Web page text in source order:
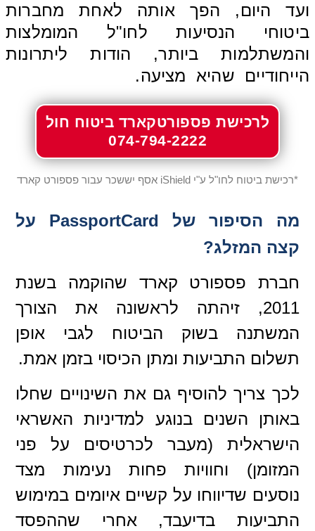
ועד היום, הפך אותה לאחת מחברות
ביטוחי הנסיעות לחו"ל המומלצות
והמשתלמות ביותר, הודות ליתרונות
הייחודיים שהיא מציעה.
לרכישת פספורטקארד ביטוח חול
074-794-2222
*רכישת ביטוח לחו"ל ע"י iShield אסף יששכר עבור פספורט קארד
מה הסיפור של PassportCard על
קצה המזלג?
חברת פספורט קארד שהוקמה בשנת
2011, זיהתה לראשונה את הצורך
המשתנה בשוק הביטוח לגבי אופן
תשלום התביעות ומתן הכיסוי בזמן אמת.
לכך צריך להוסיף גם את השינויים שחלו
באותן השנים בנוגע למדיניות האשראי
הישראלית (מעבר לכרטיסים על פני
המזומן) וחוויות פחות נעימות מצד
נוסעים שדיווחו על קשיים איומים במימוש
התביעות בדיעבד, אחרי שההפסד